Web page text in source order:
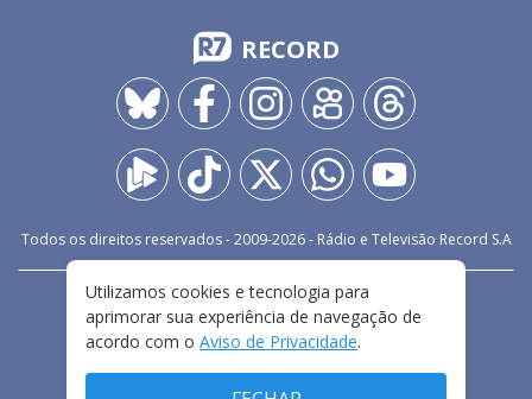
RECORD
Todos os direitos reservados - 2009-2026- Rádio e Televisão Record S.A
FALE CONOSCO
PRIVACIDADE
TERMOS E CONDIÇÕES DE USO
Utilizamos cookies e tecnologia para
aprimorar sua experiência de navegação de
acordo com o Aviso de Privacidade.